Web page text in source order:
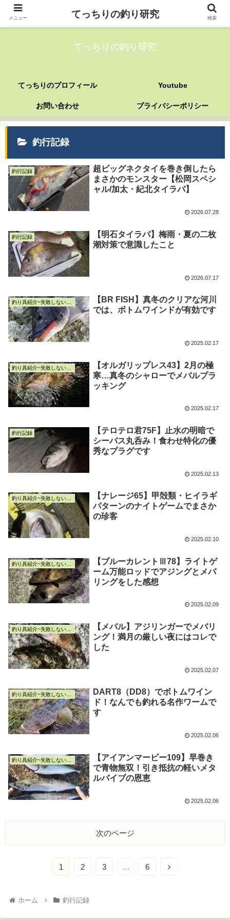
てっちりの釣り研究
てっちりのプロフィール Youtube
お問い合わせ プライバシーポリシー
釣行記録
釣行記録
超ビッグネクタイを巻き倒したら
まさかのモンスター【松岡スペシ
ャル/加太・紀北タイラバ】
2026.07.28
釣行記録
【明石タイラバ】梅雨・夏の二枚
潮対策で意識したこと
2026.07.17
【BR FISH】真冬のクリアな河川
では、ボトムワインドが有効です
2025.02.17
【オルガリップレス43】2月の極
寒…真冬のシャローでメバルプラ
ッキング
2025.02.17
釣行記録
【テロテロ君75F】止水の明暗で
シーバス丸呑み！食わせ特化の優
秀なプラグです
2025.02.13
釣り具紹介~失敗しない釣り具選び~
【ナレージ65】甲殻類・ヒイラギ
パターンのナイトゲームでまさか
の珍客
2025.02.10
【ブルーカレントⅢ78】ライトゲ
ーム万能ロッドでアジングとメバ
リングをした感想
2025.02.09
【メバル】アジリンガーでメバリ
ング！満月の厳しい夜にはコレで
した
2025.02.07
釣り具紹介~失敗しない釣り具選び~
DART8（DD8）でボトムワイン
ド！なんでも釣れる名作ワームで
す
2025.02.06
【アイアンマービー109】早巻き
で青物無双！引き抵抗の軽いメタ
ルバイブの恩恵
2025.02.06
次のページ
1 2 3 … 6
ホーム 釣行記録
メニュー てっちりの釣り研究 検索